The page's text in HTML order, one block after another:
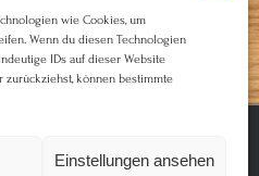
wie Cookies, um
Wenn du diesen Technologien
IDs auf dieser Website
können bestimmte
Einstellungen ansehen